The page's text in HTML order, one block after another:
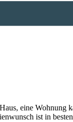
eine Wohnung
ist in